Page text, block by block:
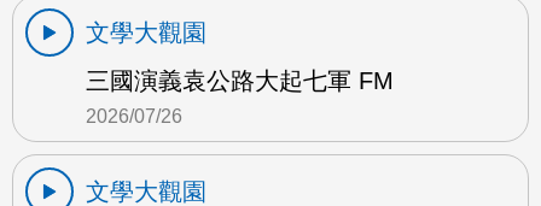
文學大觀園
三國演義袁公路大起七軍 FM
2026/07/26
文學大觀園